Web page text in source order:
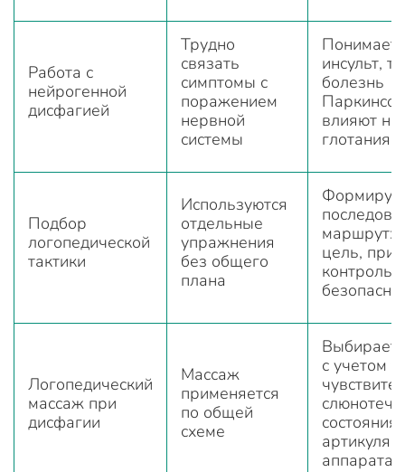
Работа с
нейрогенной
дисфагией
Трудно
связать
симптомы с
поражением
нервной
системы
Понимает,
инсульт,
болезнь
влияют
глотания
Подбор
логопедической
тактики
Используются
отдельные
упражнения
без общего
плана
маршрут:
цель,
контроль
Логопедический
массаж при
дисфагии
Массаж
применяется
по общей
схеме
Выбирает
с учетом
состояния
аппарата